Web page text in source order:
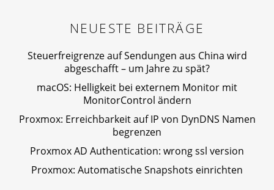
NEUESTE BEITRÄGE
Steuerfreigrenze auf Sendungen aus China wird
abgeschafft – um Jahre zu spät?
macOS: Helligkeit bei externem Monitor mit
MonitorControl ändern
Proxmox: Erreichbarkeit auf IP von DynDNS Namen
begrenzen
Proxmox AD Authentication: wrong ssl version
Proxmox: Automatische Snapshots einrichten